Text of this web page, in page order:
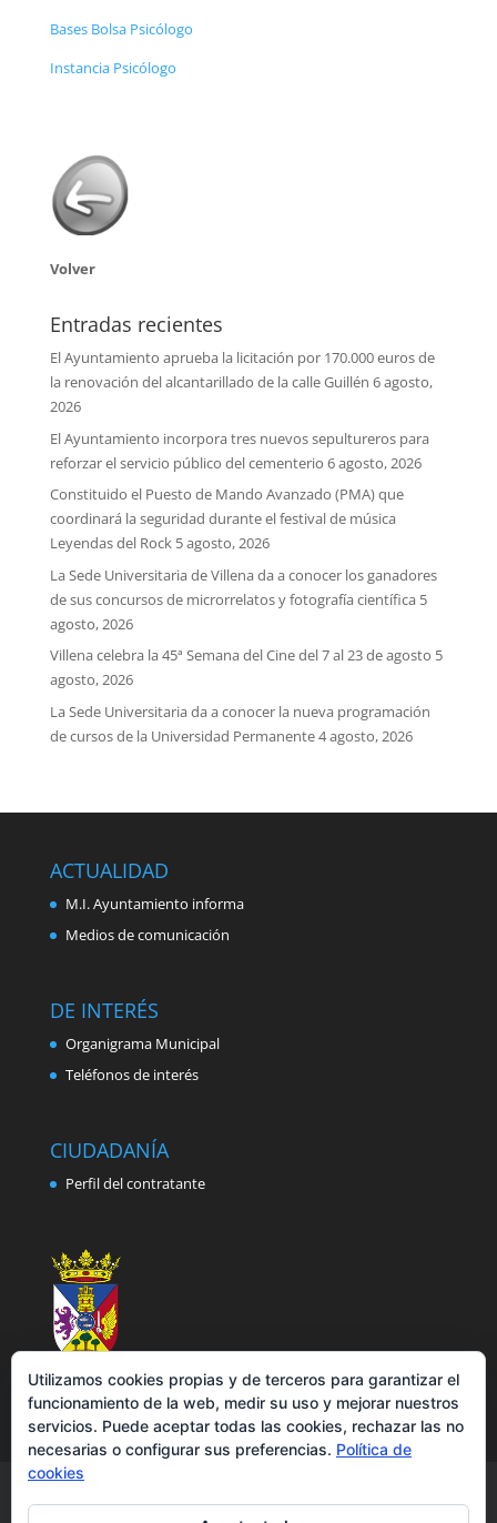
Bases Bolsa Psicólogo
Instancia Psicólogo
Volver
Entradas recientes
El Ayuntamiento aprueba la licitación por 170.000 euros de
la renovación del alcantarillado de la calle Guillén 6 agosto,
2026
El Ayuntamiento incorpora tres nuevos sepultureros para
reforzar el servicio público del cementerio 6 agosto, 2026
Constituido el Puesto de Mando Avanzado (PMA) que
coordinará la seguridad durante el festival de música
Leyendas del Rock 5 agosto, 2026
La Sede Universitaria de Villena da a conocer los ganadores
de sus concursos de microrrelatos y fotografía científica 5
agosto, 2026
Villena celebra la 45ª Semana del Cine del 7 al 23 de agosto 5
agosto, 2026
La Sede Universitaria da a conocer la nueva programación
de cursos de la Universidad Permanente4 agosto, 2026
ACTUALIDAD
M.I. Ayuntamiento informa
Medios de comunicación
DE INTERÉS
Organigrama Municipal
Teléfonos de interés
CIUDADANÍA
Perfil del contratante
Política de cookies
Accesibilidad
Utilizamos cookies propias y de terceros para garantizar el
funcionamiento de la web, medir su uso y mejorar nuestros
servicios. Puede aceptar todas las cookies, rechazar las no
necesarias o configurar sus preferencias. Política de
cookies